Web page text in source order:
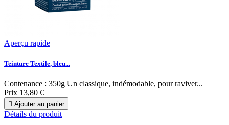
Aperçu rapide
Teinture Textile, bleu...
Contenance : 350g Un classique, indémodable, pour raviver...
Prix 13,80 €
 Ajouter au panier
Détails du produit